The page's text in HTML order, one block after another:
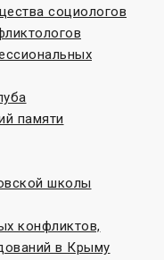
социологов
памяти
школы
конфликтов,
в Крыму